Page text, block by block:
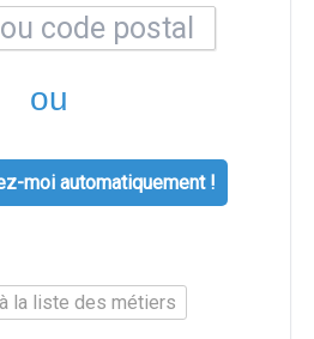
ou
moi automatiquement !
la liste des métiers